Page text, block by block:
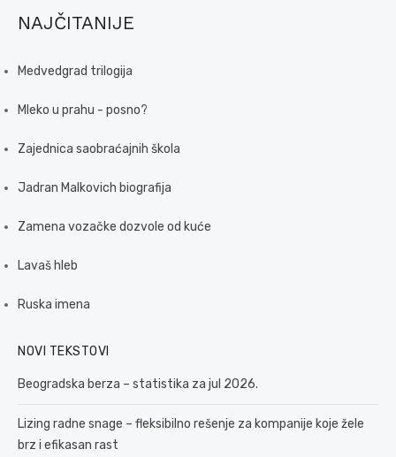
NAJČITANIJE
Medvedgrad trilogija
Mleko u prahu - posno?
Zajednica saobraćajnih škola
Jadran Malkovich biografija
Zamena vozačke dozvole od kuće
Lavaš hleb
Ruska imena
NOVI TEKSTOVI
Beogradska berza – statistika za jul 2026.
Lizing radne snage – fleksibilno rešenje za kompanije koje žele
brz i efikasan rast